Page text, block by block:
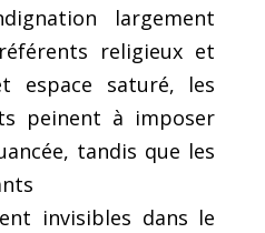
largement
religieux et
espace saturé, les
peinent à imposer
tandis que les
invisibles dans le